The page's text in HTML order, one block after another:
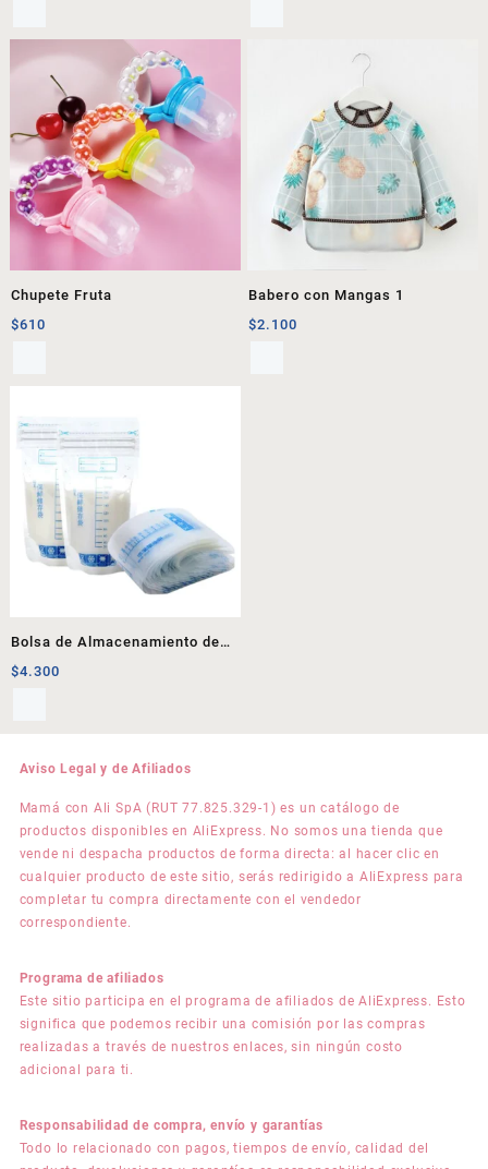
Chupete Fruta
$610
Babero con Mangas 1
$2.100
Bolsa de Almacenamiento de
Leche
$4.300
Aviso Legal y de Afiliados
Mamá con Ali SpA (RUT 77.825.329-1) es un catálogo de
productos disponibles en AliExpress. No somos una tienda que
vende ni despacha productos de forma directa: al hacer clic en
cualquier producto de este sitio, serás redirigido a AliExpress para
completar tu compra directamente con el vendedor
correspondiente.
Programa de afiliados
Este sitio participa en el programa de afiliados de AliExpress. Esto
significa que podemos recibir una comisión por las compras
realizadas a través de nuestros enlaces, sin ningún costo
adicional para ti.
Responsabilidad de compra, envío y garantías
Todo lo relacionado con pagos, tiempos de envío, calidad del